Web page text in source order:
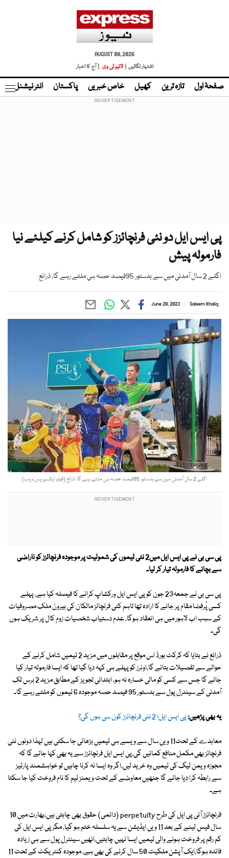
AUGUST 08, 2026
اشتہار لگائیں |
لائیو ٹی وی | آج کا اخبار
صفحۂ اول تازہ ترین کھیل خاص خبریں پاکستان انٹر نیشنل
پی ایس ایل دو نئی فرنچائزز کو شامل کرنے کیلئے نیا
فارمولہ پیش
اگلے 2 سال آمدنی میں سے بدستور 95فیصد حصہ ہی ملتے رہے گا، ذرائع
Saleem Khaliq
June 20, 2023
اگلے 2 سال آمدنی میں سے بدستور 95فیصد حصہ ہی ملتے رہے گا، ذرائع (فوٹو: ایکسپریس ویب)
پی سی بی نے پی ایس ایل میں2 نئی ٹیموں کی شمولیت پر موجودہ فرنچائزز کو ناراضی
سے بچانے کا فارمولہ تیار کر لیا۔
پی سی بی نے جمعہ23 جون کو پی ایس ایل ورکشاپ کرانے کا فیصلہ کیا ہے، پہلے
کسی پُرفضا مقام پر جانے کا ارادہ تھا تاہم کئی فرنچائز مالکان کی بیرون ملک مصروفیات
کے سبب اب لاہور میں ہی انعقاد ہوگا، عدم دستیاب شخصیات زوم کال پر شریک ہوں
گی۔
ذرائع نے بتایا کہ کرکٹ بورڈ اس موقع پر مقابلوں میں مزید 2 ٹیمیں شامل کرنے کے
حوالے سے تفصیلات بتائے گا،اونرز کو پہلے ہی کہہ دیا گیا تھا کہ ایسا فارمولہ تیار کیا
جائے گا جس سے کسی کو مالی خسارہ نہ ہو، ابتدائی تجویز کے مطابق مزید 2 برس تک
آمدنی کے سینٹرل پول سے بدستور 95 فیصد حصہ موجودہ 6 ٹیموں کو ملتے رہے گا۔
یہ بھی پڑھیں:پی ایس ایل؛ 2 نئی فرنچائزز کون سی ہوں گی؟
معاہدے کے تحت11 ویں سال سے ویسے ہی ٹیمیں بڑھائی جا سکتی ہیں لہذا دونوں نئی
فرنچائز بھی مکمل منافع کمائیں گی،پی ایس ایل فرنچائزز سے یہ بھی کہا جائے گا کہ
مجوزہ ویمن لیگ کی ٹیمیں وہ خرید لیں،اگر وہ ایسا نہ کرنا چاہیں تو خواہشمند پارٹیز
سے رابطہ کرا دیا جائے گا جنھیں معاوضے کے تحت ویمنز ٹیم کا نام فروخت کیا جا سکتا
ہے۔
فرنچائزز آئی پی ایل کی طرح perpetuity (دائمی) حقوق بھی چاہتی ہیں،بھارت میں 10
سال فیس لینے کے بعد 11 ویں ایڈیشن سے یہ سلسلہ ختم ہو گیا، مگر پی ایس ایل کی
کم رقم پر فروخت ہونے والی ٹیمیں ایسا نہیں چاہتیں،انھیں سینٹرل پول سے ہی زیادہ
فائدہ ہوگا،ایک آپشن ملکیت 50 سال کرنے کی بھی ہے، موجودہ کنٹریکٹ کے تحت 11